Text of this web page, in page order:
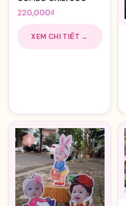
220,000₫
XEM CHI TIẾT →